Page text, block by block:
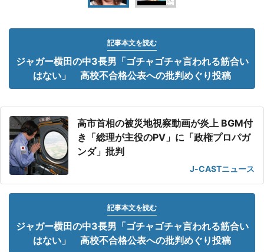
記事本文を読む
ジャガー横田の中3長男「ゴチャゴチャ言われる筋合い
はない」 高校不合格公表への批判めぐり投稿
高市首相の被災地視察動画が炎上 BGM付
き「総理が主役のPV」に「政権プロパガ
ンダ」批判
J-CASTニュース
記事本文を読む
ジャガー横田の中3長男「ゴチャゴチャ言われる筋合い
はない」 高校不合格公表への批判めぐり投稿